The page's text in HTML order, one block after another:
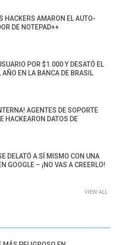
HACKERS AMARON EL AUTO-
DE NOTEPAD++
POR $1.000 Y DESATÓ EL
AÑO EN LA BANCA DE BRASIL
AGENTES DE SOPORTE
HACKEARON DATOS DE
DELATÓ A SÍ MISMO CON UNA
GOOGLE – ¡NO VAS A CREERLO!
VIEW ALL